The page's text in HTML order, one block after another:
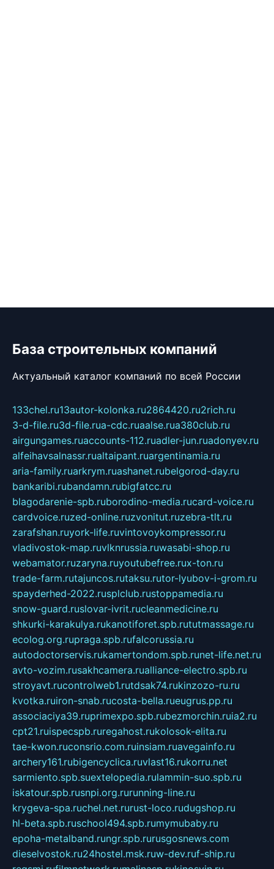
База строительных компаний
Актуальный каталог компаний по всей России
133chel.ru13autor-kolonka.ru2864420.ru2rich.ru
3-d-file.ru3d-file.rua-cdc.ruaalse.rua380club.ru
airgungames.ruaccounts-112.ruadler-jun.ruadonyev.ru
alfeihavsalnassr.rualtaipant.ruargentinamia.ru
aria-family.ruarkrym.ruashanet.rubelgorod-day.ru
bankaribi.rubandamn.rubigfatcc.ru
blagodarenie-spb.ruborodino-media.rucard-voice.ru
cardvoice.ruzed-online.ruzvonitut.ruzebra-tlt.ru
zarafshan.ruyork-life.ruvintovoykompressor.ru
vladivostok-map.ruvlknrussia.ruwasabi-shop.ru
webamator.ruzaryna.ruyoutubefree.rux-ton.ru
trade-farm.rutajuncos.rutaksu.rutor-lyubov-i-grom.ru
spayderhed-2022.rusplclub.rustoppamedia.ru
snow-guard.ruslovar-ivrit.rucleanmedicine.ru
shkurki-karakulya.rukanotiforet.spb.rututmassage.ru
ecolog.org.rupraga.spb.rufalcorussia.ru
autodoctorservis.rukamertondom.spb.runet-life.net.ru
avto-vozim.rusakhcamera.rualliance-electro.spb.ru
stroyavt.rucontrolweb1.rutdsak74.rukinzozo-ru.ru
kvotka.ruiron-snab.rucosta-bella.rueugrus.pp.ru
associaciya39.ruprimexpo.spb.rubezmorchin.ruia2.ru
cpt21.ruispecspb.ruregahost.rukolosok-elita.ru
tae-kwon.ruconsrio.com.ruinsiam.ruavegainfo.ru
archery161.rubigencyclica.ruvlast16.rukorru.net
sarmiento.spb.suextelopedia.rulammin-suo.spb.ru
iskatour.spb.rusnpi.org.rurunning-line.ru
krygeva-spa.ruchel.net.rurust-loco.rudugshop.ru
hl-beta.spb.ruschool494.spb.rumymubaby.ru
epoha-metalband.rungr.spb.rurusgosnews.com
dieselvostok.ru24hostel.msk.ruw-dev.ruf-ship.ru